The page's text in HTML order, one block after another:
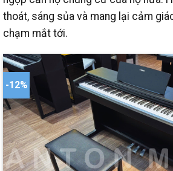
thoát, sáng sủa và mang lại cảm
chạm mắt tới.
-12%